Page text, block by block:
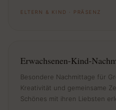
ELTERN & KIND · PRÄSENZ
Erwachsenen-Kind-
Besondere Nachmittage für
Kreativität und gemeinsame
Schönes mit ihren Liebsten